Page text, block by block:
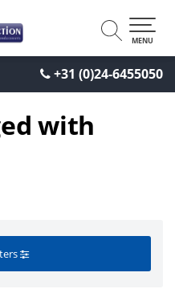
+31 (0)24-6455050
MENU
with